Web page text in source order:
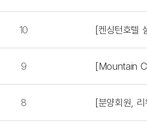
10 [켄싱턴호텔
9 [Mountain
8 [분양회원,